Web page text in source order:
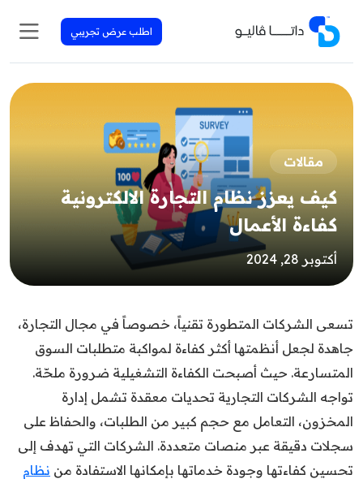
اطلب عرض تجريبي
مقالات
كيف يعزز نظام التجارة الالكترونية
كفاءة الأعمال
أكتوبر 28, 2024
تسعى الشركات المتطورة تقنياً، خصوصاً في مجال التجارة،
جاهدة لجعل أنظمتها أكثر كفاءة لمواكبة متطلبات السوق
المتسارعة. حيث أصبحت الكفاءة التشغيلية ضرورة ملحّة.
تواجه الشركات التجارية تحديات معقدة تشمل إدارة
المخزون، التعامل مع حجم كبير من الطلبات، والحفاظ على
سجلات دقيقة عبر منصات متعددة. الشركات التي تهدف إلى
تحسين كفاءتها وجودة خدماتها بإمكانها الاستفادة من نظام